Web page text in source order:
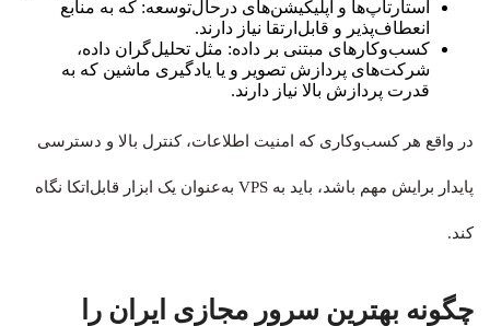
استارتاپ‌ها و اپلیکیشن‌های درحال‌توسعه: که به منابع
انعطاف‌پذیر و قابل‌ارتقا نیاز دارند.
کسب‌وکارهای مبتنی بر داده: مثل تحلیل‌گران داده،
شرکت‌های پردازش تصویر و یا یادگیری ماشین که به
قدرت پردازش بالا نیاز دارند.
در واقع هر کسب‌وکاری که امنیت اطلاعات، کنترل بالا و دسترسی
پایدار برایش مهم باشد، باید به VPS به‌عنوان یک ابزار قابل‌اتکا نگاه
کند.
چگونه بهترین سرور مجازی ایران را